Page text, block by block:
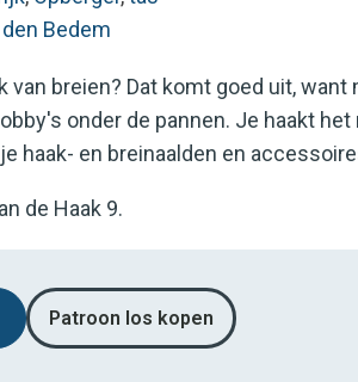
Bedem
van breien? Dat komt goed uit, want
onder de pannen. Je haakt
haak- en breinaalden en
de Haak 9.
Patroon los kopen